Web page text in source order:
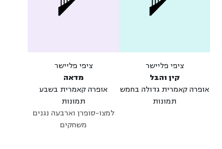
ציפי פליישר
קין והבל
אופרה קאמרית גדולה בחמש
תמונות
ציפי פליישר
מדאה
אופרה קאמרית בשבע
תמונות
למצו-סופרן וארבעה נגנים
משחקים